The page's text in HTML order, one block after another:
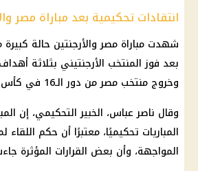
انتقادات تحكيمية بعد مباراة مصر
شهدت مباراة مصر والأرجنتين حالة
بعد فوز المنتخب الأرجنتيني بثلاثة
وخروج منتخب مصر من دور الـ16 في كأس العالم 2026.
وقال ناصر عباس، الخبير التحكيمي، إن
المباريات تحكيميًا، معتبرًا أن حكم
المواجهة، وأن بعض القرارات المؤثرة